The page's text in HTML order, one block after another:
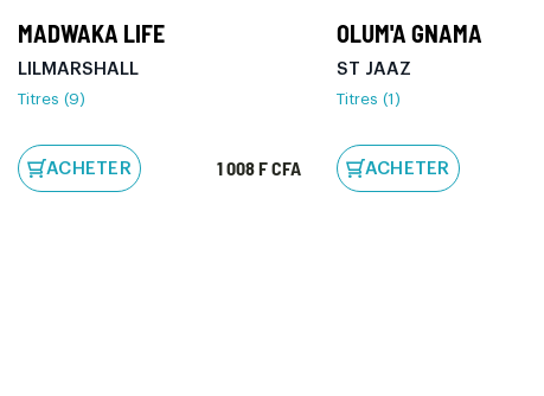
MADWAKA LIFE
LILMARSHALL
Titres (9)
ACHETER 1 008 F CFA
OLUM'A GNAMA
ST JAAZ
Titres (1)
ACHETER